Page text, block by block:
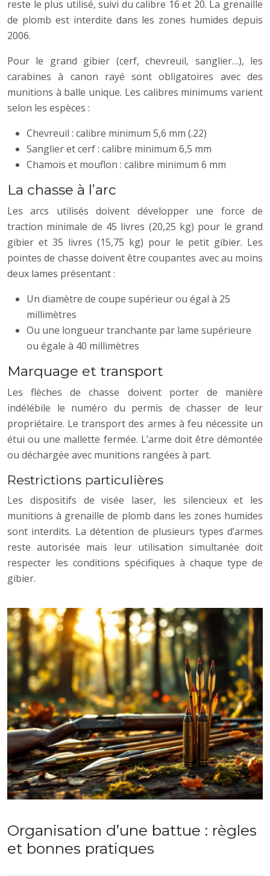
reste le plus utilisé, suivi du calibre 16 et 20. La grenaille
de plomb est interdite dans les zones humides depuis
2006.
Pour le grand gibier (cerf, chevreuil, sanglier…), les
carabines à canon rayé sont obligatoires avec des
munitions à balle unique. Les calibres minimums varient
selon les espèces :
Chevreuil : calibre minimum 5,6 mm (.22)
Sanglier et cerf : calibre minimum 6,5 mm
Chamois et mouflon : calibre minimum 6 mm
La chasse à l’arc
Les arcs utilisés doivent développer une force de
traction minimale de 45 livres (20,25 kg) pour le grand
gibier et 35 livres (15,75 kg) pour le petit gibier. Les
pointes de chasse doivent être coupantes avec au moins
deux lames présentant :
Un diamètre de coupe supérieur ou égal à 25
millimètres
Ou une longueur tranchante par lame supérieure
ou égale à 40 millimètres
Marquage et transport
Les flèches de chasse doivent porter de manière
indélébile le numéro du permis de chasser de leur
propriétaire. Le transport des armes à feu nécessite un
étui ou une mallette fermée. L’arme doit être démontée
ou déchargée avec munitions rangées à part.
Restrictions particulières
Les dispositifs de visée laser, les silencieux et les
munitions à grenaille de plomb dans les zones humides
sont interdits. La détention de plusieurs types d’armes
reste autorisée mais leur utilisation simultanée doit
respecter les conditions spécifiques à chaque type de
gibier.
Organisation d’une battue : règles
et bonnes pratiques